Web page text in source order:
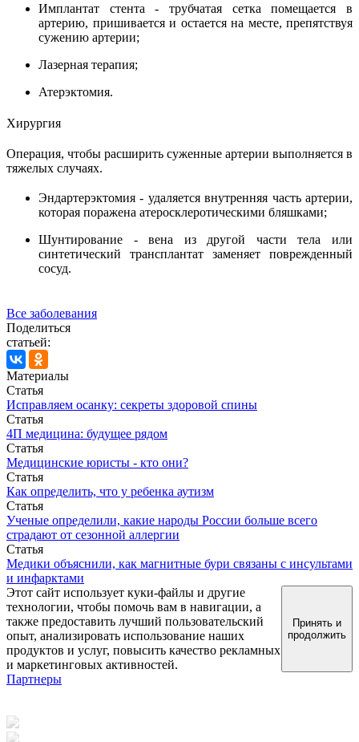
Имплантат стента - трубчатая сетка помещается в
артерию, пришивается и остается на месте, препятствуя
сужению артерии;
Лазерная терапия;
Атерэктомия.
Хирургия
Операция, чтобы расширить суженные артерии выполняется в
тяжелых случаях.
Эндартерэктомия - удаляется внутренняя часть артерии,
которая поражена атеросклеротическими бляшками;
Шунтирование - вена из другой части тела или
синтетический трансплантат заменяет поврежденный
сосуд.
Все заболевания
Поделиться
статьей:
Материалы
Статья
Исправляем осанку: секреты здоровой спины
Статья
4П медицина: будущее рядом
Статья
Медицинские юристы - кто они?
Статья
Как определить, что у ребенка аутизм
Статья
Ученые определили, какие народы России больше всего
страдают от сезонной аллергии
Статья
Медики объяснили, как магнитные бури связаны с инсультами
и инфарктами
Этот сайт использует куки-файлы и другие
технологии, чтобы помочь вам в навигации, а
также предоставить лучший пользовательский
опыт, анализировать использование наших
продуктов и услуг, повысить качество рекламных
и маркетинговых активностей.
Принять и
продолжить
Партнеры